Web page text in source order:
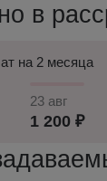
в
на 2 месяца
23 авг
1 200 ₽